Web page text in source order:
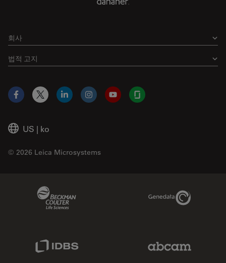
회사
법적 고지
US | ko
© 2026 Leica Microsystems
Facebook
X LinkedInInstagramYouTubeGlassdoor
Genedata Link